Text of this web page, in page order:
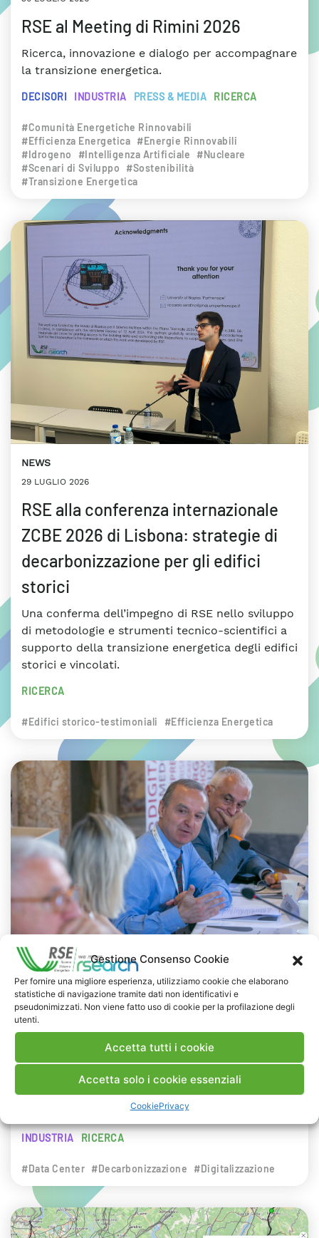
Gestione Consenso Cookie
Per fornire una migliore esperienza, utilizziamo cookie che elaborano
statistiche di navigazione tramite dati non identificativi e
pseudonimizzati. Non viene fatto uso di cookie per la profilazione degli
utenti.
Accetta tutti i cookie
Accetta solo i cookie essenziali
CookiePrivacy
RSE al Meeting di Rimini 2026
Ricerca, innovazione e dialogo per accompagnare
la transizione energetica.
DECISORI INDUSTRIA PRESS & MEDIA RICERCA
#Comunità Energetiche Rinnovabili
#Efficienza Energetica #Energie Rinnovabili
#Idrogeno
#Intelligenza Artificiale
#Nucleare
#Scenari di Sviluppo
#Sostenibilità
#Transizione Energetica
NEWS
29 LUGLIO 2026
RSE alla conferenza internazionale
ZCBE 2026 di Lisbona: strategie di
decarbonizzazione per gli edifici
storici
Una conferma dell’impegno di RSE nello sviluppo
di metodologie e strumenti tecnico-scientifici a
supporto della transizione energetica degli edifici
storici e vincolati.
RICERCA
#Edifici storico-testimoniali #Efficienza Energetica
NEWS
29 LUGLIO 2026
Presentazione del Rapporto Innov-E
RSE è intervenuta sul tema dell’innovazione
energetica nell’ambito del convegno targato I-
INDUSTRIA RICERCA
#Data Center #Decarbonizzazione #Digitalizzazione